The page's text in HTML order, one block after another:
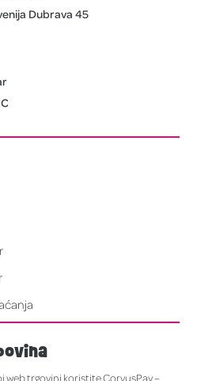
Dubrava 45
web trgovini koristite CorvusPay –